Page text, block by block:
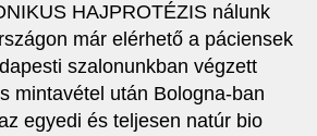
HAJPROTÉZIS nálunk
már elérhető a páciensek
szalonunkban végzett
mintavétel után Bologna-ban
egyedi és teljesen natúr bio